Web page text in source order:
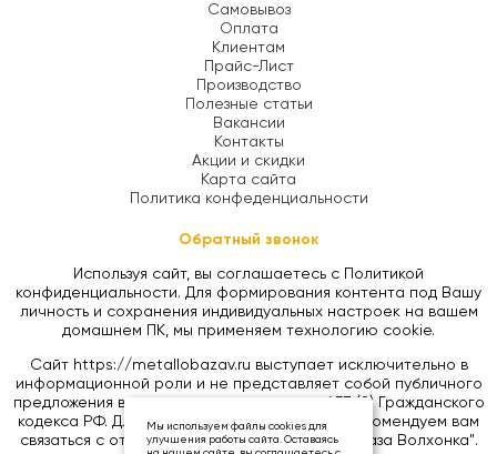
Самовывоз
Оплата
Клиентам
Прайс-Лист
Производство
Полезные статьи
Вакансии
Контакты
Акции и скидки
Карта сайта
Политика конфеденциальности
Обратный звонок
Используя сайт, вы соглашаетесь с Политикой
конфиденциальности. Для формирования контента под Вашу
личность и сохранения индивидуальных настроек на вашем
домашнем ПК, мы применяем технологию cookie.
Сайт https://metallobazav.ru выступает исключительно в
информационной роли и не представляет собой публичного
предложения в соответствии со статьей 437 (2) Гражданского
кодекса РФ. Для уточнения цен на товары, рекомендуем вам
связаться с отделом продаж ООО "Металлобаза Волхонка".
Мы используем файлы cookies для
улучшения работы сайта. Оставаясь